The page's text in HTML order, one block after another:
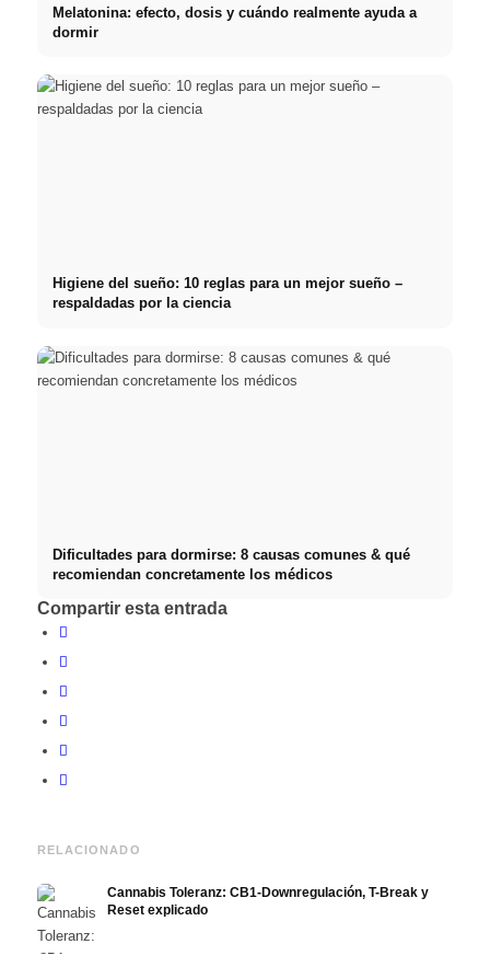
Melatonina: efecto, dosis y cuándo realmente ayuda a
dormir
Higiene del sueño: 10 reglas para un mejor sueño –
respaldadas por la ciencia
Dificultades para dormirse: 8 causas comunes & qué
recomiendan concretamente los médicos
Compartir esta entrada
RELACIONADO
Cannabis Toleranz: CB1-Downregulación, T-Break y
Reset explicado